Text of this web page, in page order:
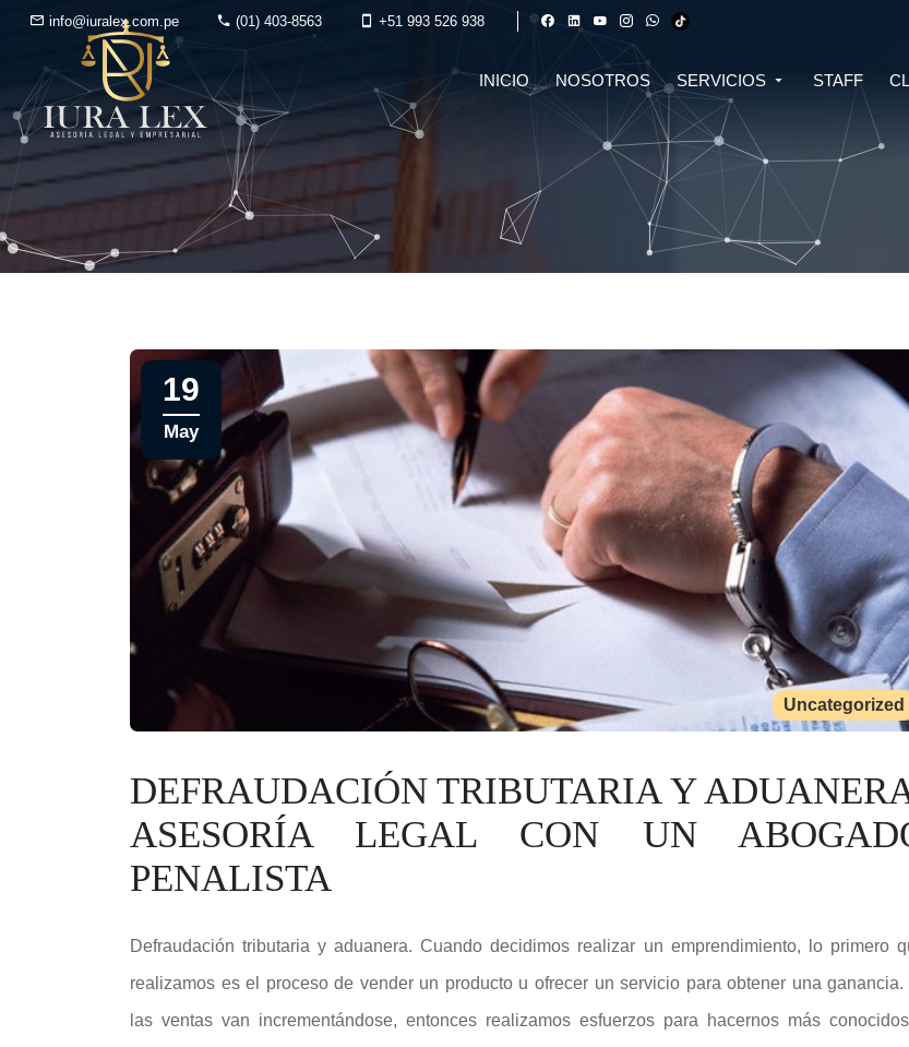
info@iuralex.com.pe (01) 403-8563 +51 993 526 938
INICIO NOSOTROS SERVICIOS
DERECHO FINANCIERO Y
CRIPTOMONEDAS
DERECHO
DERECHO CIVIL
DERECHO DE
CORPORATIVO
DERECHO
DERECHO
ASESORÍA EN DERECHO AMBIENTAL ASESORÍA EN
STAFF
CIVIL
TRIBUTARIO
Uncategorized
19
May
DEFRAUDACIÓN TRIBUTARIA Y
ASESORÍA LEGAL CON UN
PENALISTA
Defraudación tributaria y aduanera. Cuando decidimos realizar un emprendimiento, lo primero
realizamos es el proceso de vender un producto u ofrecer un servicio para obtener una ganancia.
las ventas van incrementándose, entonces realizamos esfuerzos para hacernos más